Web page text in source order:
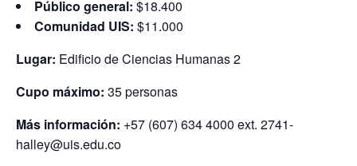
Público general: $18.400
Comunidad UIS: $11.000
Lugar: Edificio de Ciencias Humanas 2
Cupo máximo: 35 personas
Más información: +57 (607) 634 4000 ext. 2741-
halley@uis.edu.co